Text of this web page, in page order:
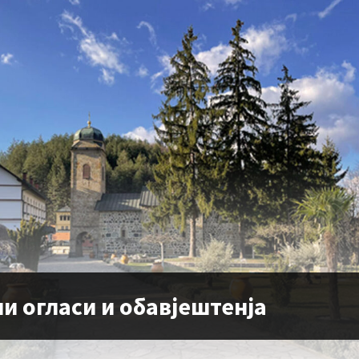
огласи и обавјештенја